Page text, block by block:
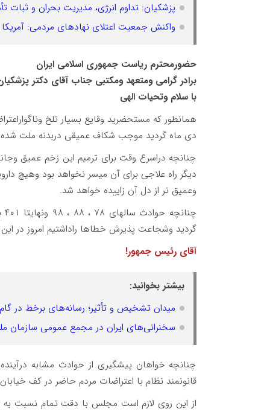
پزشکیان: تداوم انرژی، مدیریت بحران و
واکنش جمعیت اعتلای نهادهای مردمی:
حضورمحترم ریاست جمهوری اسلامی ایران
برادر گرامی ومتعهد ومکتبی جناب آقای دکتر
با سلام وتحیات الهی
دی ماه گردید موجب شکاف عمیقی دربدنه ملت
چنانچه دراسرع وقت برای ترمیم این زخم عمیق
دیگر راه علاجی برای آن میسر نخواهد بود وهیچ
وعمیق تر از دل آن زاییده خواهد شد.
گردید وشجاعت پذیرش خطاها راداشتیم امروز در
آقای رئیس جمهور!
بیشتر بخوانید:
میدان تشخیص و تأثیر؛ رسانه‌های برخط در
سخنرانی‌های ایران در مجمع عمومی سازمان
چنانچه خواهان پیشگیری از حوادث مشابه
قانونمند نظام با اعتراضات مردم حاضر در کف
از این روی لازم است مجلس با دقت تمام نسبت به